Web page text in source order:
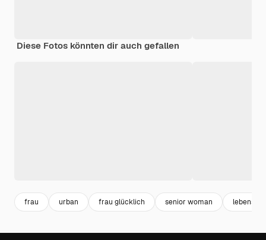
Diese Fotos könnten dir auch gefallen
frau urban frau glücklich senior woman lebensstil